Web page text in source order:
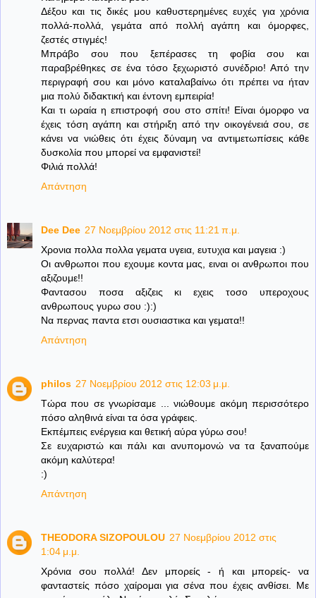
Δέξου και τις δικές μου καθυστερημένες ευχές για χρόνια
πολλά-πολλά, γεμάτα από πολλή αγάπη και όμορφες,
ζεστές στιγμές!
Μπράβο σου που ξεπέρασες τη φοβία σου και
παραβρέθηκες σε ένα τόσο ξεχωριστό συνέδριο! Από την
περιγραφή σου και μόνο καταλαβαίνω ότι πρέπει να ήταν
μια πολύ διδακτική και έντονη εμπειρία!
Και τι ωραία η επιστροφή σου στο σπίτι! Είναι όμορφο να
έχεις τόση αγάπη και στήριξη από την οικογένειά σου, σε
κάνει να νιώθεις ότι έχεις δύναμη να αντιμετωπίσεις κάθε
δυσκολία που μπορεί να εμφανιστεί!
Φιλιά πολλά!
Απάντηση
Dee Dee 27 Νοεμβρίου 2012 στις 11:21 π.μ.
Χρονια πολλα πολλα γεματα υγεια, ευτυχια και μαγεια :)
Οι ανθρωποι που εχουμε κοντα μας, ειναι οι ανθρωποι που
αξιζουμε!!
Φαντασου ποσα αξιζεις κι εχεις τοσο υπεροχους
ανθρωπους γυρω σου :):)
Να περνας παντα ετσι ουσιαστικα και γεματα!!
Απάντηση
philos 27 Νοεμβρίου 2012 στις 12:03 μ.μ.
Τώρα που σε γνωρίσαμε ... νιώθουμε ακόμη περισσότερο
πόσο αληθινά είναι τα όσα γράφεις.
Εκπέμπεις ενέργεια και θετική αύρα γύρω σου!
Σε ευχαριστώ και πάλι και ανυπομονώ να τα ξαναπούμε
ακόμη καλύτερα!
:)
Απάντηση
THEODORA SIZOPOULOU 27 Νοεμβρίου 2012 στις
1:04 μ.μ.
Χρόνια σου πολλά! Δεν μπορείς - ή και μπορείς- να
φανταστείς πόσο χαίρομαι για σένα που έχεις ανθίσει. Με